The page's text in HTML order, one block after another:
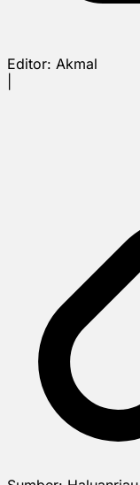
Editor: Akmal